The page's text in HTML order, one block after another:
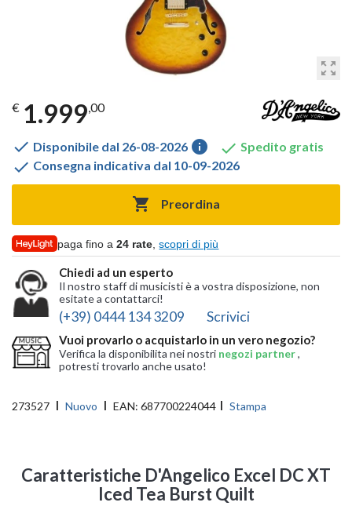
zoom_out_map
€ 1.999,00
 Disponibile dal 26-08-2026 info  Spedito gratis
 Consegna indicativa dal 10-09-2026
 Preordina
paga fino a24 rate ,scopri di più
Chiedi ad un esperto
Il nostro staff di musicisti è a vostra disposizione, non
esitate a contattarci!
(+39) 0444 134 3209 Scrivici
Vuoi provarlo o acquistarlo in un vero negozio?
Verifica la disponibilita nei nostri negozi partner,
potresti trovarlo anche usato!
273527 Nuovo EAN: 687700224044 Stampa
Caratteristiche D'Angelico Excel DC XT
Iced Tea Burst Quilt